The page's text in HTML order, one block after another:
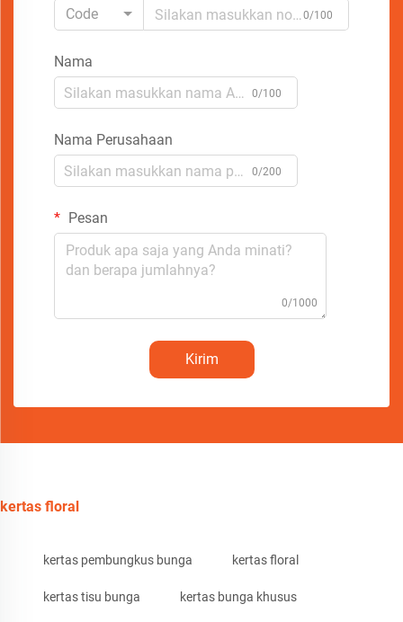
Code 0/100
Nama
0/100
Nama Perusahaan
0/200
Pesan
0/1000
Kirim
kertas floral
kertas pembungkus bunga kertas floral
kertas tisu bunga kertas bunga khusus